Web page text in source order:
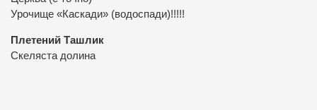
Урочище «Каскади» (водоспади)!!!!!
Плетений Ташлик
Скеляста долина